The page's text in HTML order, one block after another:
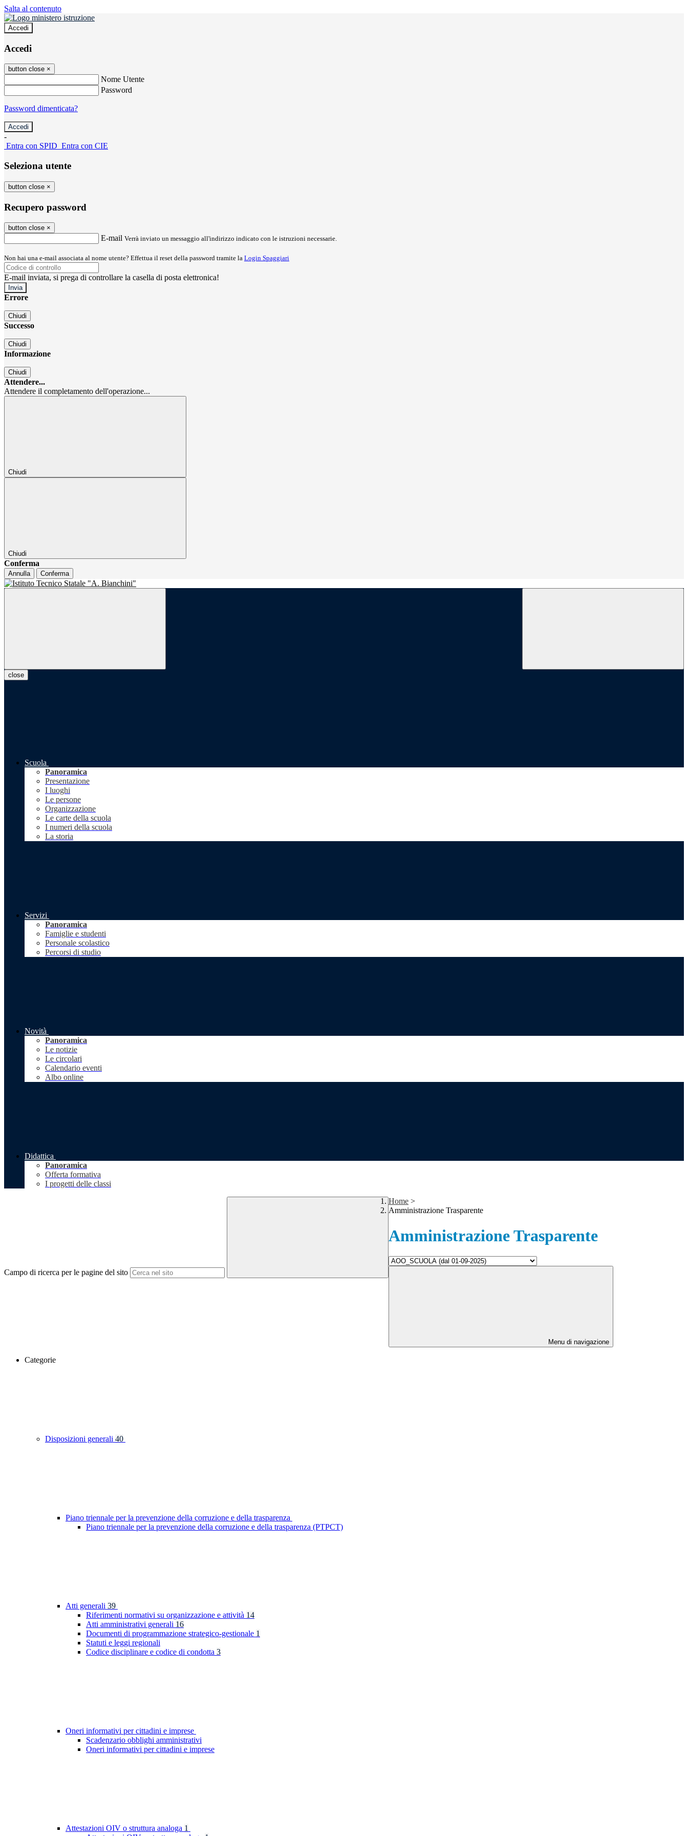
Salta al contenuto
Accedi
Accedi
button close ×
Nome Utente
Password
Password dimenticata?
-
Entra con SPID Entra con CIE
Seleziona utente
button close ×
Recupero password
button close ×
E-mail Verrà inviato un messaggio all'indirizzo indicato con le istruzioni necessarie.
Non hai una e-mail associata al nome utente? Effettua il reset della password tramite la Login Spaggiari
E-mail inviata, si prega di controllare la casella di posta elettronica!
Errore
Chiudi
Successo
Chiudi
Informazione
Chiudi
Attendere...
Attendere il completamento dell'operazione...
Chiudi
Chiudi
Conferma
Annulla Conferma
close
Scuola
Panoramica
Presentazione
I luoghi
Le persone
Organizzazione
Le carte della scuola
I numeri della scuola
La storia
Servizi
Panoramica
Famiglie e studenti
Personale scolastico
Percorsi di studio
Novità
Panoramica
Le notizie
Le circolari
Calendario eventi
Albo online
Didattica
Panoramica
Offerta formativa
I progetti delle classi
Campo di ricerca per le pagine del sito
Home >
Amministrazione Trasparente
Amministrazione Trasparente
Menu di navigazione
Categorie
Disposizioni generali 40
Piano triennale per la prevenzione della corruzione e della trasparenza
Piano triennale per la prevenzione della corruzione e della trasparenza (PTPCT)
Atti generali 39
Riferimenti normativi su organizzazione e attività 14
Atti amministrativi generali 16
Documenti di programmazione strategico-gestionale 1
Statuti e leggi regionali
Codice disciplinare e codice di condotta 3
Oneri informativi per cittadini e imprese
Scadenzario obblighi amministrativi
Oneri informativi per cittadini e imprese
Attestazioni OIV o struttura analoga 1